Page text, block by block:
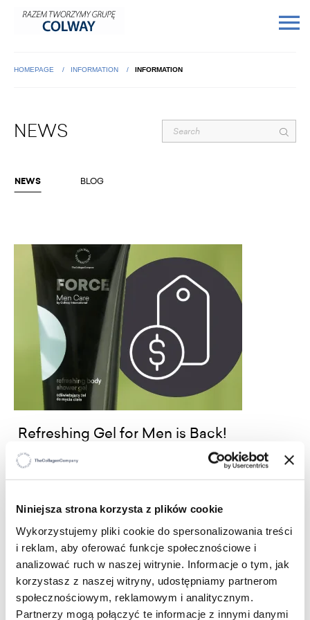
Niniejsza strona korzysta z plików cookie
Wykorzystujemy pliki cookie do spersonalizowania treści
i reklam, aby oferować funkcje społecznościowe i
analizować ruch w naszej witrynie. Informacje o tym, jak
korzystasz z naszej witryny, udostępniamy partnerom
społecznościowym, reklamowym i analitycznym.
Partnerzy mogą połączyć te informacje z innymi danymi
HOMEPAGE INFORMATION INFORMATION
NEWS
NEWS BLOG
Refreshing Gel for Men is Back!
4/29/25
Refreshing Gel for Men is now available!